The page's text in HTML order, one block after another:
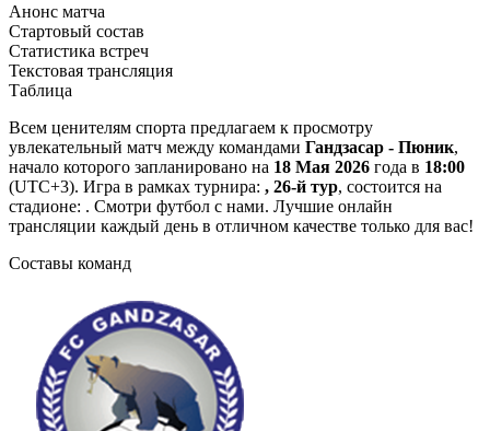
Анонс матча
Стартовый состав
Статистика встреч
Текстовая трансляция
Таблица
Всем ценителям спорта предлагаем к просмотру
увлекательный матч между командами Гандзасар - Пюник,
начало которого запланировано на 18 Мая 2026 года в 18:00
(UTC+3). Игра в рамках турнира: , 26-й тур, состоится на
стадионе: . Смотри футбол с нами. Лучшие онлайн
трансляции каждый день в отличном качестве только для вас!
Составы команд